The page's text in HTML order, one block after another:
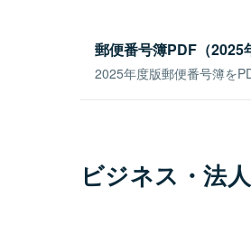
郵便番号簿PDF（2025
2025年度版郵便番号簿を
ビジネス・法